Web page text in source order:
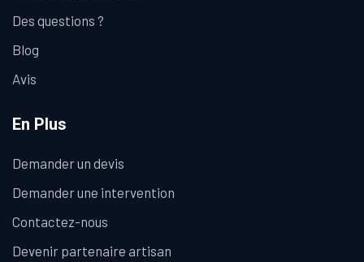
Des questions ?
Blog
Avis
En Plus
Demander un devis
Demander une intervention
Contactez-nous
Devenir partenaire artisan